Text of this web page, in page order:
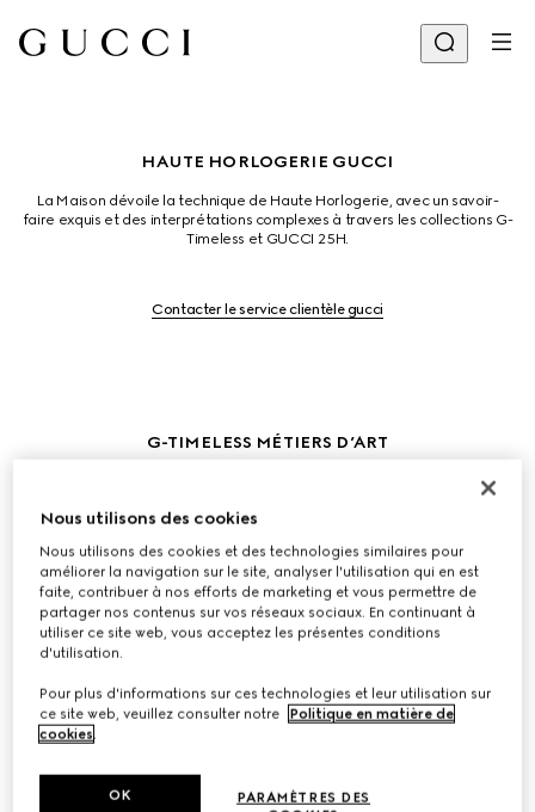
HAUTE HORLOGERIE GUCCI
La Maison dévoile la technique de Haute Horlogerie, avec un savoir-
faire exquis et des interprétations complexes à travers les collections G-
Timeless et GUCCI 25H.
Contacter le service clientèle gucci
G-TIMELESS MÉTIERS D’ART
L'imprimé Flora, créé à l'origine par Vittorio Accornero en 1966, est
réinventé grâce à la micro-peinture, la gravure à la main et les pierres.
Le cadran en or blanc est incrusté de manière complexe d'onyx et
sang et de nacre. Le boîtier met en valeur des créatures miniatures
fabriquées en or blanc et finies avec une gravure et une micro-peinture.
Le boîtier et le tourbillon sont tous deux sertis de diamants pour une
touche étincelante.
Inspiré d'un foulard en soie des archives des années 1980, un motif de
artiste Nelly Saunier. Chaque plume est choisie individuellement pour sa
teinte, sa texture et sa qualité réfléchissante. La composition est
Nous utilisons des cookies
Nous utilisons des cookies et des technologies similaires pour
améliorer la navigation sur le site, analyser l'utilisation qui en est
faite, contribuer à nos efforts de marketing et vous permettre de
partager nos contenus sur vos réseaux sociaux. En continuant à
utiliser ce site web, vous acceptez les présentes conditions
d'utilisation.
Pour plus d'informations sur ces technologies et leur utilisation sur
ce site web, veuillez consulter notre
Politique en matière de
cookies.
PARAMÈTRES DES
OK